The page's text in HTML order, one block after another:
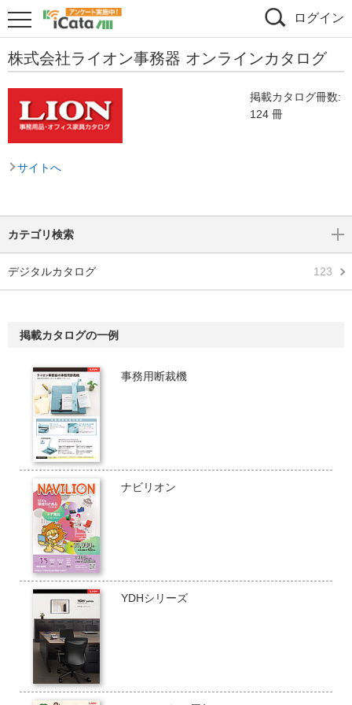
ログイン
株式会社ライオン事務器 オンラインカタログ
掲載カタログ冊数:
124 冊
サイトへ
カテゴリ検索
デジタルカタログ 123
掲載カタログの一例
事務用断裁機
ナビリオン
YDHシリーズ